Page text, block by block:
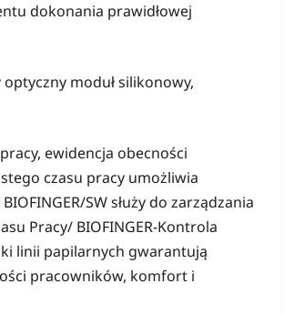
dokonania prawidłowej
moduł silikonowy,
ewidencja obecności
czasu pracy umożliwia
SW służy do zarządzania
Pracy/ BIOFINGER-Kontrola
linii papilarnych gwarantują
pracowników, komfort i